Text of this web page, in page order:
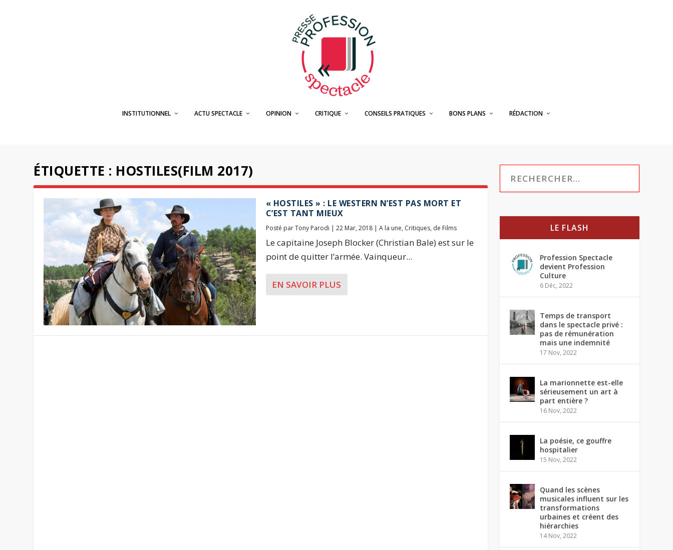
INSTITUTIONNEL ACTU SPECTACLE OPINION CRITIQUE CONSEILS PRATIQUES BONS PLANS RÉDACTION
ÉTIQUETTE : HOSTILES(FILM 2017)
« HOSTILES » : LE WESTERN N’EST PAS MORT ET
C’EST TANT MIEUX
Posté parTony Parodi | 22 Mar, 2018| A la une, Critiques, de Films
Le capitaine Joseph Blocker (Christian Bale) est sur le
point de quitter l’armée. Vainqueur...
EN SAVOIR PLUS
LE FLASH
Profession Spectacle
devient Profession
Culture
6 Déc, 2022
Temps de transport
dans le spectacle privé :
pas de rémunération
mais une indemnité
17 Nov, 2022
La marionnette est-elle
sérieusement un art à
part entière ?
16 Nov, 2022
La poésie, ce gouffre
hospitalier
15 Nov, 2022
Quand les scènes
musicales influent sur les
transformations
urbaines et créent des
hiérarchies
14 Nov, 2022